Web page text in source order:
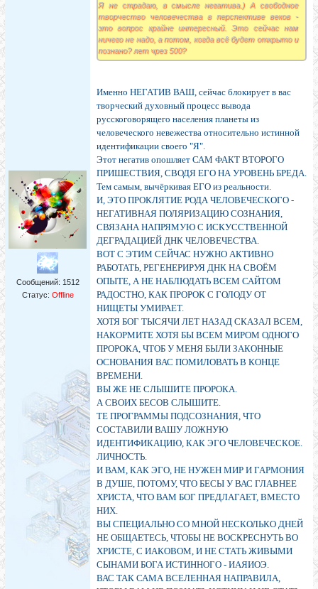
Сообщений: 1512
Статус: Offline
Я не страдаю, в смысле негатива.) А свободное
творчество человечества в перспективе веков -
это вопрос крайне интересный. Это сейчас нам
ничего не надо, а потом, когда всё будет открыто и
познано? лет чрез 500?
Именно НЕГАТИВ ВАШ, сейчас блокирует в вас
творческий духовный процесс вывода
русскоговорящего населения планеты из
человеческого невежества относительно истинной
идентификации своего "Я".
Этот негатив опошляет САМ ФАКТ ВТОРОГО
ПРИШЕСТВИЯ, СВОДЯ ЕГО НА УРОВЕНЬ БРЕДА.
Тем самым, вычёркивая ЕГО из реальности.
И, ЭТО ПРОКЛЯТИЕ РОДА ЧЕЛОВЕЧЕСКОГО -
НЕГАТИВНАЯ ПОЛЯРИЗАЦИЮ СОЗНАНИЯ,
СВЯЗАНА НАПРЯМУЮ С ИСКУССТВЕННОЙ
ДЕГРАДАЦИЕЙ ДНК ЧЕЛОВЕЧЕСТВА.
ВОТ С ЭТИМ СЕЙЧАС НУЖНО АКТИВНО
РАБОТАТЬ, РЕГЕНЕРИРУЯ ДНК НА СВОЁМ
ОПЫТЕ, А НЕ НАБЛЮДАТЬ ВСЕМ САЙТОМ
РАДОСТНО, КАК ПРОРОК С ГОЛОДУ ОТ
НИЩЕТЫ УМИРАЕТ.
ХОТЯ БОГ ТЫСЯЧИ ЛЕТ НАЗАД СКАЗАЛ ВСЕМ,
НАКОРМИТЕ ХОТЯ БЫ ВСЕМ МИРОМ ОДНОГО
ПРОРОКА, ЧТОБ У МЕНЯ БЫЛИ ЗАКОННЫЕ
ОСНОВАНИЯ ВАС ПОМИЛОВАТЬ В КОНЦЕ
ВРЕМЕНИ.
ВЫ ЖЕ НЕ СЛЫШИТЕ ПРОРОКА.
А СВОИХ БЕСОВ СЛЫШИТЕ.
ТЕ ПРОГРАММЫ ПОДСОЗНАНИЯ, ЧТО
СОСТАВИЛИ ВАШУ ЛОЖНУЮ
ИДЕНТИФИКАЦИЮ, КАК ЭГО ЧЕЛОВЕЧЕСКОЕ.
ЛИЧНОСТЬ.
И ВАМ, КАК ЭГО, НЕ НУЖЕН МИР И ГАРМОНИЯ
В ДУШЕ, ПОТОМУ, ЧТО БЕСЫ У ВАС ГЛАВНЕЕ
ХРИСТА, ЧТО ВАМ БОГ ПРЕДЛАГАЕТ, ВМЕСТО
НИХ.
ВЫ СПЕЦИАЛЬНО СО МНОЙ НЕСКОЛЬКО ДНЕЙ
НЕ ОБЩАЕТЕСЬ, ЧТОБЫ НЕ ВОСКРЕСНУТЬ ВО
ХРИСТЕ, С ИАКОВОМ, И НЕ СТАТЬ ЖИВЫМИ
СЫНАМИ БОГА ИСТИННОГО - ИАЯИОЭ.
ВАС ТАК САМА ВСЕЛЕННАЯ НАПРАВИЛА,